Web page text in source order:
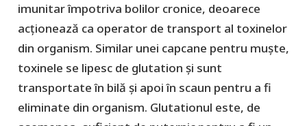
imunitar împotriva bolilor cronice, deoarece
acționează ca operator de transport al toxinelor
din organism. Similar unei capcane pentru muște,
toxinele se lipesc de glutation și sunt
transportate în bilă și apoi în scaun pentru a fi
eliminate din organism. Glutationul este, de